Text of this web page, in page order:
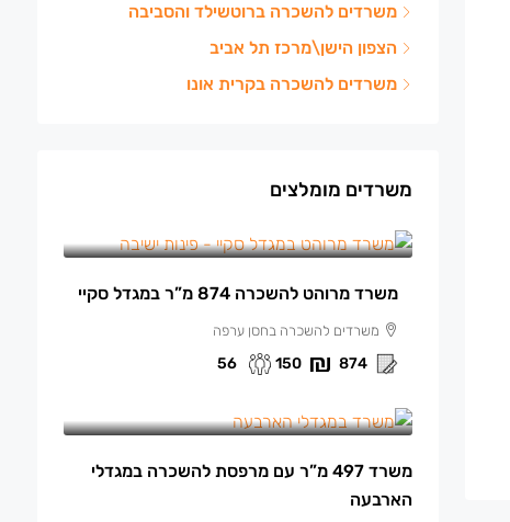
משרדים להשכרה ברוטשילד והסביבה
הצפון הישן\מרכז תל אביב
משרדים להשכרה בקרית אונו
משרדים מומלצים
משרד מרוהט להשכרה 874 מ”ר במגדל סקיי
משרדים להשכרה בחסן ערפה
874
150
56
משרד 497 מ”ר עם מרפסת להשכרה במגדלי
הארבעה